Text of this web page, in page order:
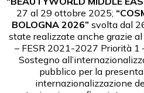
27 al 29 ottobre 2025;
BOLOGNA 2026” svolta dal
state realizzate anche grazie
– FESR 2021-2027 Priorità 1
Sostegno
pubblico per la
internazionalizzazione